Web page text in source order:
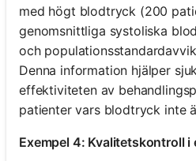
med högt blodtryck (200
genomsnittliga systoliska
och
Denna information hjälper
effektiviteten av
patienter vars blodtryck inte
Exempel 4: Kvalitetskontroll